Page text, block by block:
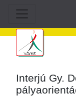
Interjú Gy.